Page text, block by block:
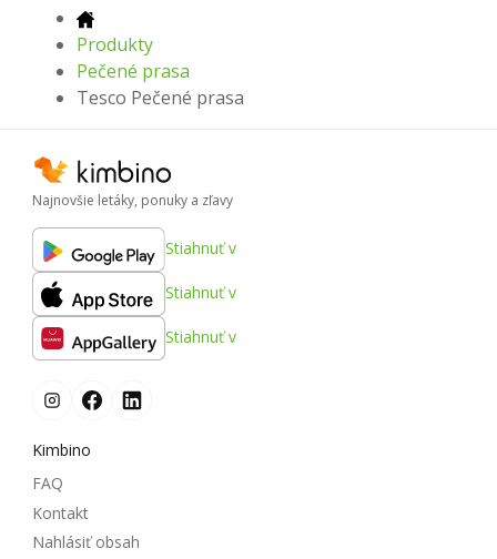
Produkty
Pečené prasa
Tesco Pečené prasa
Najnovšie letáky, ponuky a zľavy
Stiahnuť v
Stiahnuť v
Stiahnuť v
Kimbino
FAQ
Kontakt
Nahlásiť obsah